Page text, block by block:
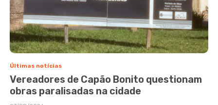
Últimas notícias
Vereadores de Capão Bonito questionam
obras paralisadas na cidade